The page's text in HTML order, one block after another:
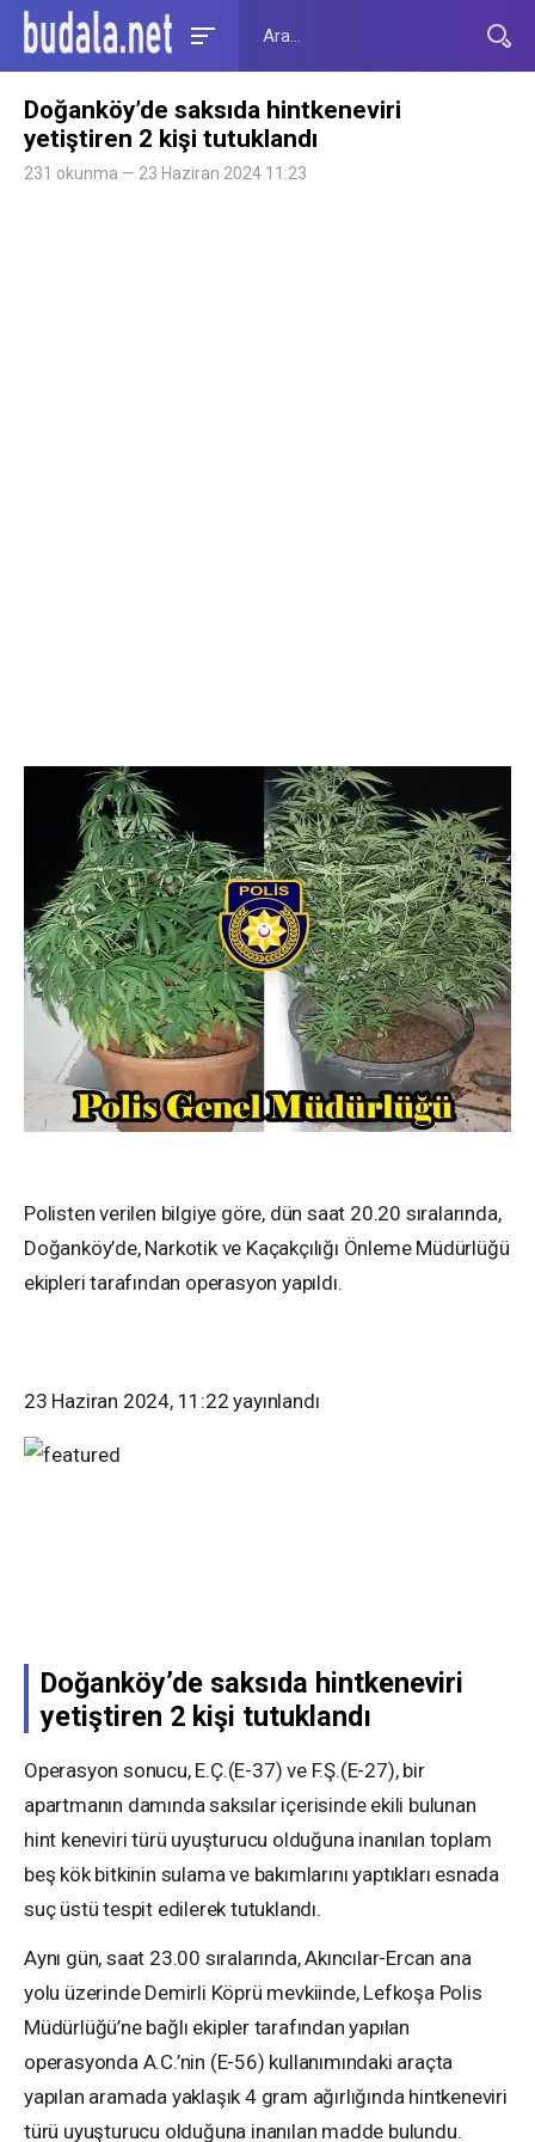
Doğanköy’de saksıda hintkeneviri
yetiştiren 2 kişi tutuklandı
231 okunma — 23 Haziran 2024 11:23
Polisten verilen bilgiye göre, dün saat 20.20 sıralarında,
Doğanköy’de, Narkotik ve Kaçakçılığı Önleme Müdürlüğü
ekipleri tarafından operasyon yapıldı.
23 Haziran 2024, 11:22 yayınlandı
Doğanköy’de saksıda hintkeneviri
yetiştiren 2 kişi tutuklandı
Operasyon sonucu, E.Ç.(E-37) ve F.Ş.(E-27), bir
apartmanın damında saksılar içerisinde ekili bulunan
hint keneviri türü uyuşturucu olduğuna inanılan toplam
beş kök bitkinin sulama ve bakımlarını yaptıkları esnada
suç üstü tespit edilerek tutuklandı.
Aynı gün, saat 23.00 sıralarında, Akıncılar-Ercan ana
yolu üzerinde Demirli Köprü mevkiinde, Lefkoşa Polis
Müdürlüğü’ne bağlı ekipler tarafından yapılan
operasyonda A.C.’nin (E-56) kullanımındaki araçta
yapılan aramada yaklaşık 4 gram ağırlığında hintkeneviri
türü uyuşturucu olduğuna inanılan madde bulundu.